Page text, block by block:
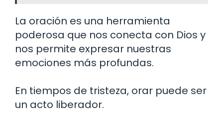
La oración es una herramienta
poderosa que nos conecta con Dios y
nos permite expresar nuestras
emociones más profundas.
En tiempos de tristeza, orar puede ser
un acto liberador.